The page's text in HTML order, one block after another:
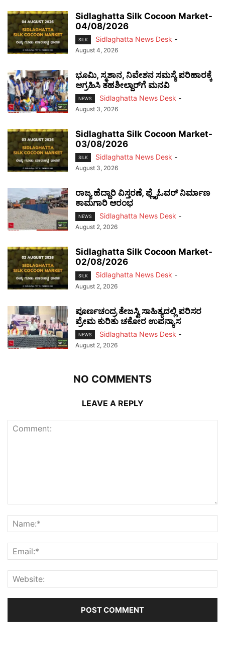
Sidlaghatta Silk Cocoon Market-
04/08/2026
SILK Sidlaghatta News Desk -
August 4, 2026
ಭೂಮಿ, ಸ್ಮಶಾನ, ನಿವೇಶನ ಸಮಸ್ಯೆ ಪರಿಹಾರಕ್ಕೆ
ಆಗ್ರಹಿಸಿ ತಹಶೀಲ್ದಾರ್‌ಗೆ ಮನವಿ
NEWS Sidlaghatta News Desk -
August 3, 2026
Sidlaghatta Silk Cocoon Market-
03/08/2026
SILK Sidlaghatta News Desk -
August 3, 2026
ರಾಜ್ಯ ಹೆದ್ದಾರಿ ವಿಸ್ತರಣೆ, ಫ್ಲೈಓವರ್ ನಿರ್ಮಾಣ
ಕಾಮಗಾರಿ ಆರಂಭ
NEWS Sidlaghatta News Desk -
August 2, 2026
Sidlaghatta Silk Cocoon Market-
02/08/2026
SILK Sidlaghatta News Desk -
August 2, 2026
ಪೂರ್ಣಚಂದ್ರ ತೇಜಸ್ವಿ ಸಾಹಿತ್ಯದಲ್ಲಿ ಪರಿಸರ
ಪ್ರೇಮ ಕುರಿತು ಚಕೋರ ಉಪನ್ಯಾಸ
NEWS Sidlaghatta News Desk -
August 2, 2026
NO COMMENTS
LEAVE A REPLY